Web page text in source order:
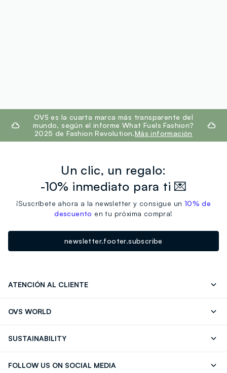
footer.ariatitleOVS es la cuarta marca más transparente del
mundo, según el informe What Fuels Fashion?
2025 de Fashion Revolution.Más información
Un clic, un regalo:
-10% inmediato para ti 💌
¡Suscríbete ahora a la newsletter y consigue un 10% de
descuento en tu próxima compra!
newsletter.footer.subscribe
ATENCIÓN AL CLIENTE
OVS WORLD
SUSTAINABILITY
FOLLOW US ON SOCIAL MEDIA